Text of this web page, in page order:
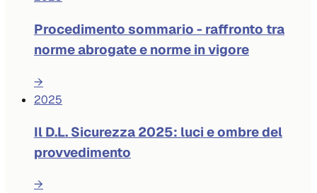
Procedimento sommario - raffronto tra
norme abrogate e norme in vigore
→
2025
Il D.L. Sicurezza 2025: luci e ombre del
provvedimento
→